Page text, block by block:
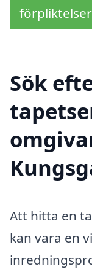
förpliktelser
Sök
Att hitta en
kan vara en